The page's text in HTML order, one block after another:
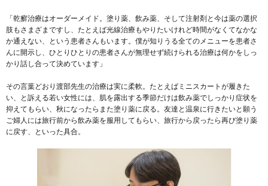
「乾癬治療はオーダーメイド。塗り薬、飲み薬、そして注射剤と今は薬の選択
肢もさまざまですし、たとえば光線治療もやりたいけれど時間がなくてなかな
か通えない、という患者さんもいます。僕が知りうる全てのメニューを患者さ
んに開示し、ひとりひとりの患者さんが無理せず続けられる治療は何かをしっ
かり話し合って決めています」
その言葉どおり渡部先生の治療は実に柔軟。たとえばミニスカートが履きた
い、と訴える若い女性には、肌を露出する季節だけは飲み薬でしっかり症状を
抑えてもらい、秋になったらまた塗り薬に戻る。友達と温泉に行きたいと願う
ご婦人には旅行前から飲み薬を服用してもらい、旅行から戻ったら再び塗り薬
に戻す、といった具合。